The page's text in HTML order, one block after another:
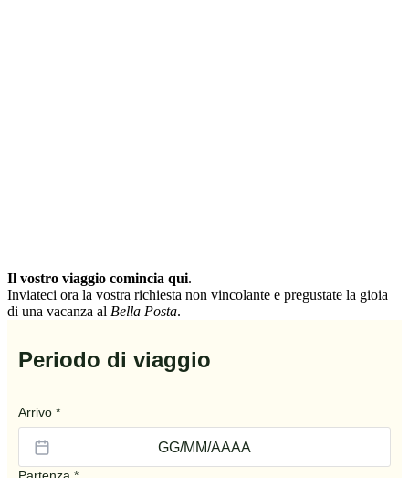
Il vostro viaggio comincia qui.
Inviateci ora la vostra richiesta non vincolante e pregustate la gioia
di una vacanza al Bella Posta.